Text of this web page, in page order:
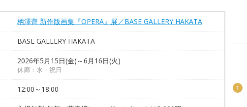
柄澤齊 新作版画集『OPERA』展／BASE GALLERY HAKATA
BASE GALLERY HAKATA
2026年5月15日(金)～6月16日(火)
休廊：水・祝日
12:00～18:00 1